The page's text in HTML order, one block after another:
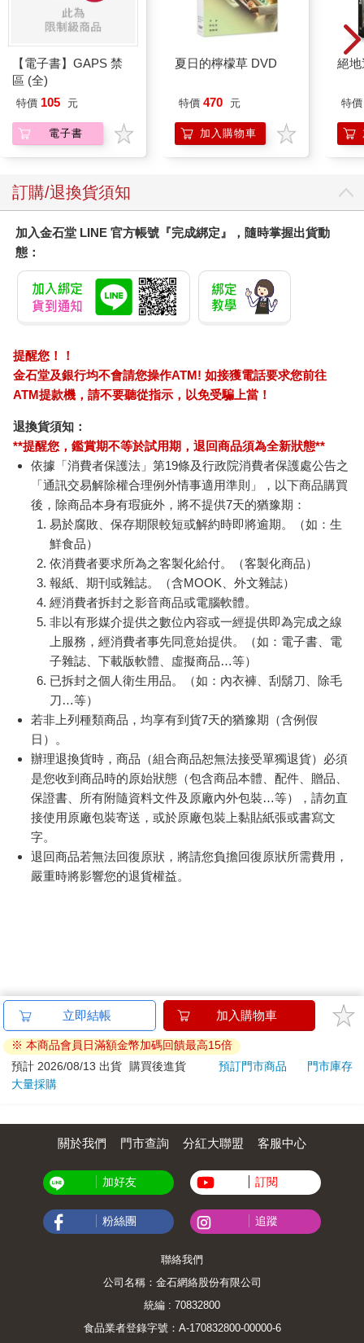
【電子書】GAPS 禁
區 (全)
特價 105 元
電子書
夏日的檸檬草 DVD
特價 470 元
加入購物車
絕
特價
訂購/退換貨須知
加入金石堂 LINE 官方帳號『完成綁定』，隨時掌握出貨動
態：
提醒您！！
金石堂及銀行均不會請您操作ATM! 如接獲電話要求您前往
ATM提款機，請不要聽從指示，以免受騙上當！
退換貨須知：
**提醒您，鑑賞期不等於試用期，退回商品須為全新狀態**
依據「消費者保護法」第19條及行政院消費者保護處公告之
「通訊交易解除權合理例外情事適用準則」，以下商品購買
後，除商品本身有瑕疵外，將不提供7天的猶豫期：
易於腐敗、保存期限較短或解約時即將逾期。（如：生
鮮食品）
依消費者要求所為之客製化給付。（客製化商品）
報紙、期刊或雜誌。（含MOOK、外文雜誌）
經消費者拆封之影音商品或電腦軟體。
非以有形媒介提供之數位內容或一經提供即為完成之線
上服務，經消費者事先同意始提供。（如：電子書、電
子雜誌、下載版軟體、虛擬商品…等）
已拆封之個人衛生用品。（如：內衣褲、刮鬍刀、除毛
刀…等）
若非上列種類商品，均享有到貨7天的猶豫期（含例假
日）。
辦理退換貨時，商品（組合商品恕無法接受單獨退貨）必須
是您收到商品時的原始狀態（包含商品本體、配件、贈品、
保證書、所有附隨資料文件及原廠內外包裝…等），請勿直
接使用原廠包裝寄送，或於原廠包裝上黏貼紙張或書寫文
字。
退回商品若無法回復原狀，將請您負擔回復原狀所需費用，
嚴重時將影響您的退貨權益。
立即結帳 加入購物車
※ 本商品會員日滿額金幣加碼回饋最高15倍
預計 2026/08/13 出貨
購買後進貨 預訂門市商品
門市庫存
大量採購
關於我們 門市查詢 分紅大聯盟 客服中心
加好友 訂閱
粉絲團 追蹤
聯絡我們
公司名稱：金石網絡股份有限公司
統編 : 70832800
食品業者登錄字號：A-170832800-00000-6